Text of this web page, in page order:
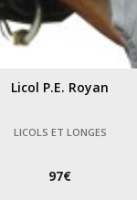
Licol P.E. Royan
LICOLS ET LONGES
97€